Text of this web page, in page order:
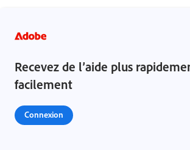
Recevez de l’aide plus
facilement
Connexion